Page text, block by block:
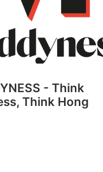
- Think
Think Hong